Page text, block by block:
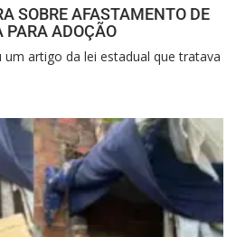
SOBRE AFASTAMENTO DE
ADOÇÃO
um artigo da lei estadual que tratava